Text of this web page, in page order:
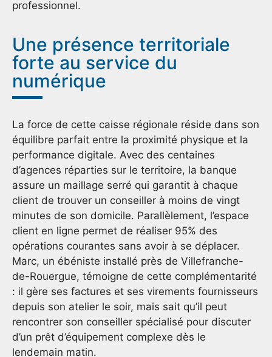
professionnel.
Une présence territoriale
forte au service du
numérique
La force de cette caisse régionale réside dans son
équilibre parfait entre la proximité physique et la
performance digitale. Avec des centaines
d’agences réparties sur le territoire, la banque
assure un maillage serré qui garantit à chaque
client de trouver un conseiller à moins de vingt
minutes de son domicile. Parallèlement, l’espace
client en ligne permet de réaliser 95% des
opérations courantes sans avoir à se déplacer.
Marc, un ébéniste installé près de Villefranche-
de-Rouergue, témoigne de cette complémentarité
: il gère ses factures et ses virements fournisseurs
depuis son atelier le soir, mais sait qu’il peut
rencontrer son conseiller spécialisé pour discuter
d’un prêt d’équipement complexe dès le
lendemain matin.